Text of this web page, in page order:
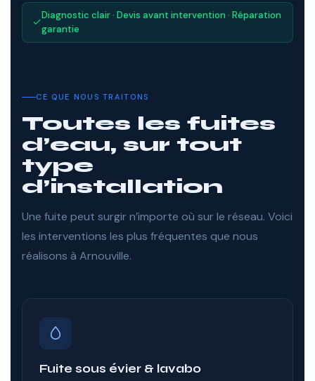
Diagnostic clair · Devis avant intervention · Réparation
garantie
CE QUE NOUS TRAITONS
Toutes les fuites
d’eau, sur tout
type
d’installation
Une fuite peut surgir n’importe où sur le réseau. Voici
les interventions les plus fréquentes que nous
réalisons à Arnouville.
Fuite sous évier & lavabo